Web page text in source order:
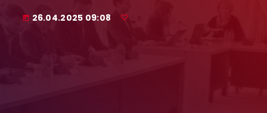
today 26.04.2025 09:08